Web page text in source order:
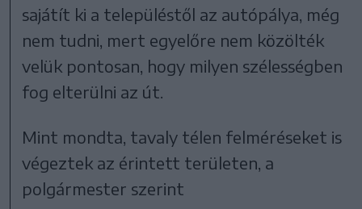
sajátít ki a településtől az autópálya, még
nem tudni, mert egyelőre nem közölték
velük pontosan, hogy milyen szélességben
fog elterülni az út.
Mint mondta, tavaly télen felméréseket is
végeztek az érintett területen, a
polgármester szerint